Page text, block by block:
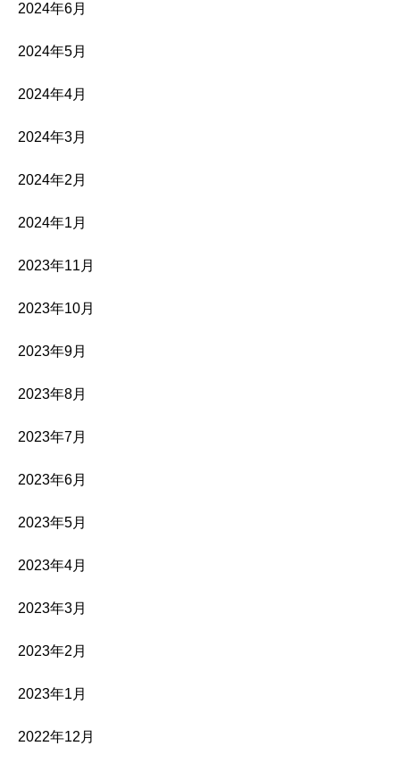
2024年6月
2024年5月
2024年4月
2024年3月
2024年2月
2024年1月
2023年11月
2023年10月
2023年9月
2023年8月
2023年7月
2023年6月
2023年5月
2023年4月
2023年3月
2023年2月
2023年1月
2022年12月